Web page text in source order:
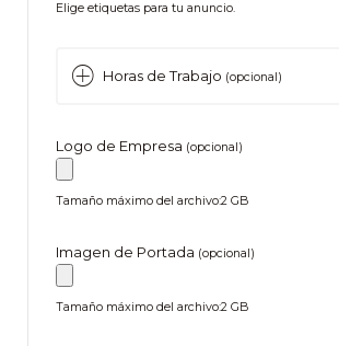
Elige etiquetas para tu anuncio.
Horas de Trabajo (opcional)
Logo de Empresa (opcional)
Tamaño máximo del archivo:2 GB
Imagen de Portada (opcional)
Tamaño máximo del archivo:2 GB